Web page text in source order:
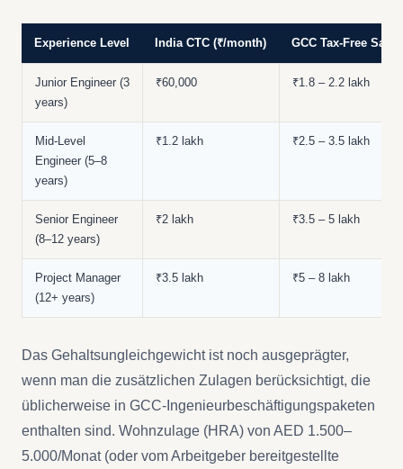
Experience Level India CTC (₹/month) GCC Tax-Free
Junior Engineer (3
years)
₹60,000 ₹1.8 – 2.2 lakh
Mid-Level
Engineer (5–8
years)
₹1.2 lakh ₹2.5 – 3.5 lakh
Senior Engineer
(8–12 years)
₹2 lakh ₹3.5 – 5 lakh
Project Manager
(12+ years)
₹3.5 lakh ₹5 – 8 lakh
Das Gehaltsungleichgewicht ist noch ausgeprägter,
wenn man die zusätzlichen Zulagen berücksichtigt, die
üblicherweise in GCC-Ingenieurbeschäftigungspaketen
enthalten sind. Wohnzulage (HRA) von AED 1.500–
5.000/Monat (oder vom Arbeitgeber bereitgestellte